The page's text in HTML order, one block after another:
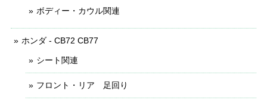
ボディー・カウル関連
ホンダ - CB72 CB77
シート関連
フロント・リア 足回り